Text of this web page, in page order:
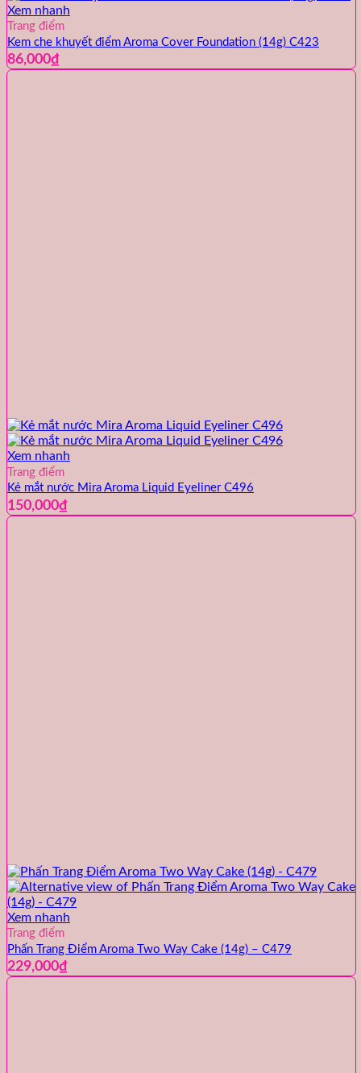
Xem nhanh
Trang điểm
Kem che khuyết điểm Aroma Cover Foundation (14g) C423
86,000₫
Xem nhanh
Trang điểm
Kẻ mắt nước Mira Aroma Liquid Eyeliner C496
150,000₫
Xem nhanh
Trang điểm
Phấn Trang Điểm Aroma Two Way Cake (14g) – C479
229,000₫